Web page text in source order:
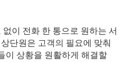
이 전화 한 통으로 원하는 서
단원은 고객의 필요에 맞춰
이 상황을 원활하게 해결할